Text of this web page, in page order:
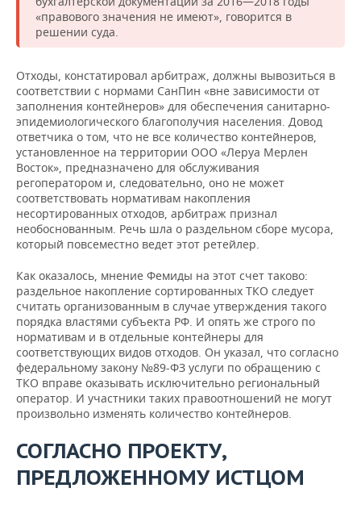
«правового значения не имеют», говорится в
решении суда.
Отходы, констатировал арбитраж, должны вывозиться в
соответствии с нормами СанПин «вне зависимости от
заполнения контейнеров» для обеспечения санитарно-
эпидемиологического благополучия населения. Довод
ответчика о том, что не все количество контейнеров,
установленное на территории ООО «Леруа Мерлен
Восток», предназначено для обслуживания
регоператором и, следовательно, оно не может
соответствовать нормативам накопления
несортированных отходов, арбитраж признал
необоснованным. Речь шла о раздельном сборе мусора,
который повсеместно ведет этот ретейлер.
Как оказалось, мнение Фемиды на этот счет таково:
раздельное накопление сортированных ТКО следует
считать организованным в случае утверждения такого
порядка властями субъекта РФ. И опять же строго по
нормативам и в отдельные контейнеры для
соответствующих видов отходов. Он указал, что согласно
федеральному закону №89-ФЗ услуги по обращению с
ТКО вправе оказывать исключительно региональный
оператор. И участники таких правоотношений не могут
произвольно изменять количество контейнеров.
СОГЛАСНО ПРОЕКТУ,
ПРЕДЛОЖЕННОМУ ИСТЦОМ